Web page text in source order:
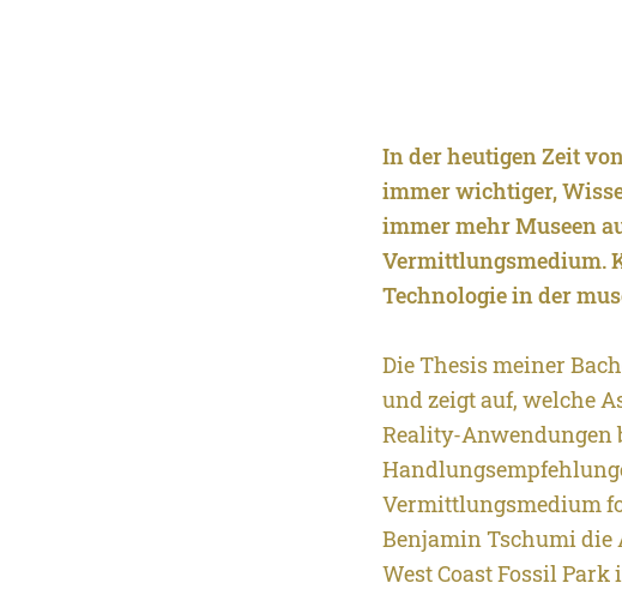
In der heutigen Zeit
immer wichtiger,
immer mehr Museen
Vermittlungsmedium.
Technologie in der
Die Thesis meiner
und zeigt auf, welche
Reality-Anwendungen
Vermittlungsmedium
Benjamin Tschumi
West Coast Fossil